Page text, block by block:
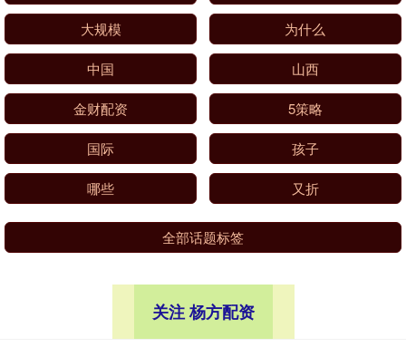
大规模 为什么
中国 山西
金财配资 5策略
国际 孩子
哪些 又折
全部话题标签
关注 杨方配资